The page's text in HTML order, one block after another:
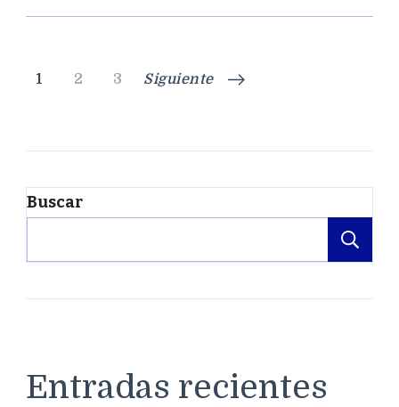
Paginación
entradas
Página
1 Página
2 Página
3 Siguiente
Buscar
Entradas recientes